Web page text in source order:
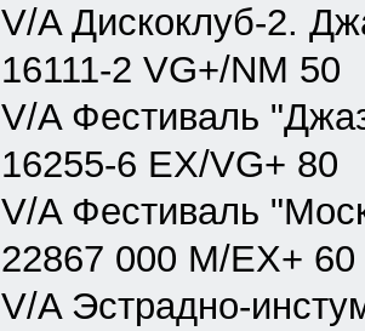
V/A Дискоклуб-2.
16111-2 VG+/NM 50
V/A Фестиваль
16255-6 EX/VG+ 80
V/A Фестиваль
22867 000 M/EX+ 60
V/A Эстрадно-